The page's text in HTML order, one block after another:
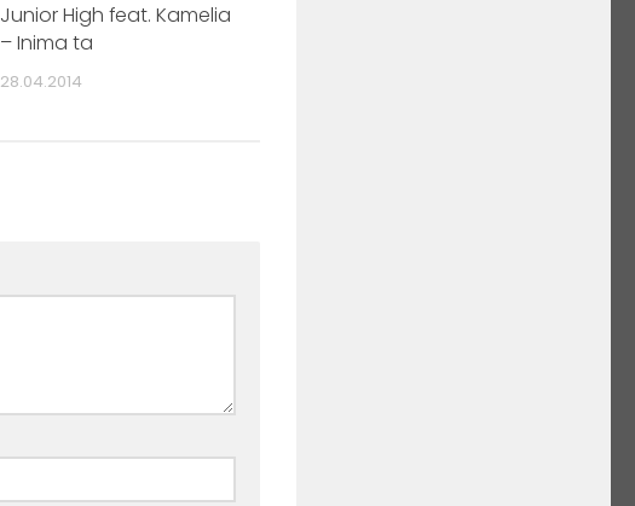
Junior High feat. Kamelia
– Inima ta
28.04.2014